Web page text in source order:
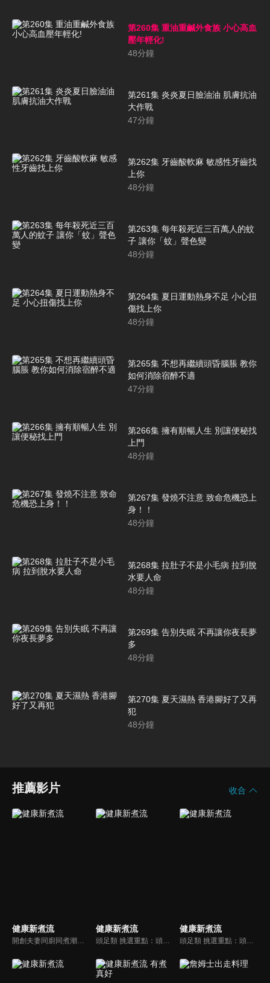
第260集 重油重鹹外食族 小心高血
壓年輕化!
48分鐘
第261集 炎炎夏日臉油油 肌膚抗油
大作戰
47分鐘
第262集 牙齒酸軟麻 敏感性牙齒找
上你
48分鐘
第263集 每年殺死近三百萬人的蚊
子 讓你「蚊」聲色變
48分鐘
第264集 夏日運動熱身不足 小心扭
傷找上你
48分鐘
第265集 不想再繼續頭昏腦脹 教你
如何消除宿醉不適
47分鐘
第266集 擁有順暢人生 別讓便秘找
上門
48分鐘
第267集 發燒不注意 致命危機恐上
身！！
48分鐘
第268集 拉肚子不是小毛病 拉到脫
水要人命
48分鐘
第269集 告別失眠 不再讓你夜長夢
多
48分鐘
第270集 夏天濕熱 香港腳好了又再
犯
48分鐘
推薦影片 收合
健康新煮流 健康新煮流
頭足類 挑選重點：頭足類利用清洗時去除內臟可以降低膽固醇的攝取。挑選雙眼清澈明亮，眼球稍微凸出，肉質結實有彈性為佳。身體具透明感，觸腕或是吸盤一碰到活體就會吸附住便是新鮮的。
健康新煮流
頭足類 挑選重點：頭足類利用清洗時去除內臟可以降低膽固醇的攝取。挑選雙眼清澈明亮，眼球稍微凸出，肉質結實有彈性為佳。身體具透明感，觸腕或是吸盤一碰到活體就會吸附住便是新鮮的。